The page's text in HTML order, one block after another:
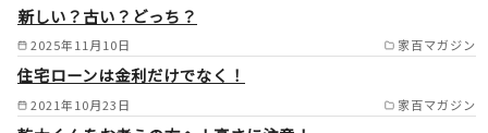
2025年11月10日 家百マガジン
新しい？古い？どっち？
2021年10月23日 家百マガジン
住宅ローンは金利だけでなく！